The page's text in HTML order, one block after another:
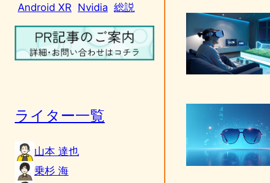
Android XR Nvidia 総説
ライター一覧
山本 達也
乗杉 海